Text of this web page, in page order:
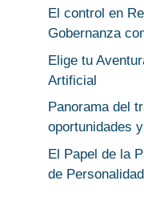
El control en
Gobernanza
Elige tu
Artificial
Panorama del
oportunidades
El Papel de la
de